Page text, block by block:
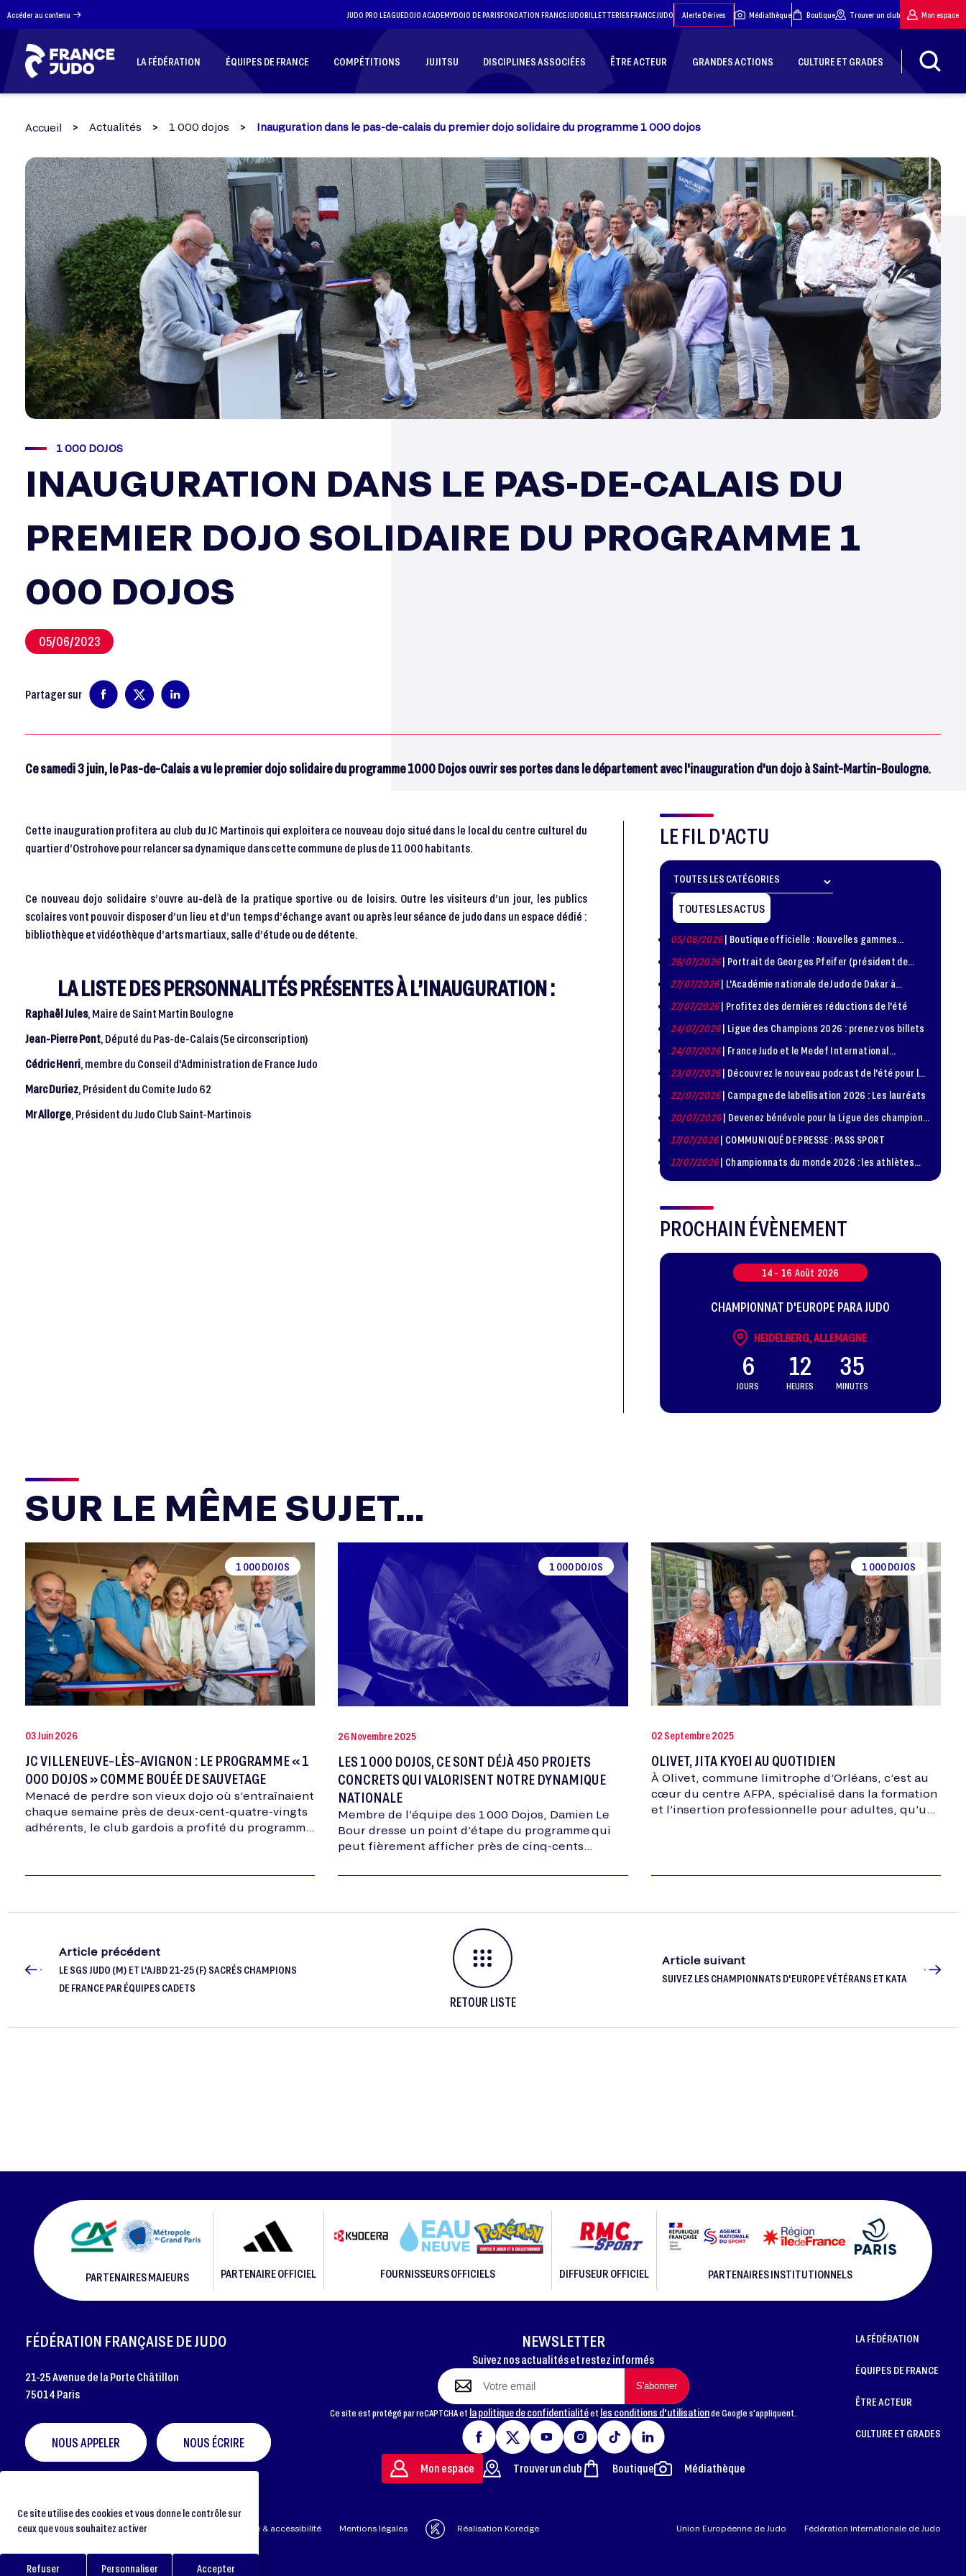
Accéder au contenu JUDO PRO LEAGUEDOJO ACADEMYDOJO DE PARISFONDATION FRANCE JUDOBILLETTERIES FRANCE JUDO Alerte Dérives Médiathèque Boutique Trouver un club Mon espace
LA FÉDÉRATION ÉQUIPES DE FRANCE COMPÉTITIONS JUJITSU DISCIPLINES ASSOCIÉES ÊTRE ACTEUR GRANDES ACTIONS CULTURE ET GRADES
Accueil Actualités 1 000 dojos Inauguration dans le pas-de-calais du premier dojo solidaire du programme 1 000 dojos
1 000 DOJOS
INAUGURATION DANS LE PAS-DE-CALAIS DU
PREMIER DOJO SOLIDAIRE DU PROGRAMME 1
000 DOJOS
05/06/2023
Partager sur
Ce samedi 3 juin, le Pas-de-Calais a vu le premier dojo solidaire du programme 1000 Dojos ouvrir ses portes dans le département avec l'inauguration d'un dojo à Saint-Martin-Boulogne.
Cette inauguration profitera au club du JC Martinois qui exploitera ce nouveau dojo situé dans le local du centre culturel du
quartier d’Ostrohove pour relancer sa dynamique dans cette commune de plus de 11 000 habitants.
Ce nouveau dojo solidaire s’ouvre au-delà de la pratique sportive ou de loisirs. Outre les visiteurs d’un jour, les publics
scolaires vont pouvoir disposer d’un lieu et d’un temps d’échange avant ou après leur séance de judo dans un espace dédié :
bibliothèque et vidéothèque d’arts martiaux, salle d’étude ou de détente.
LA LISTE DES PERSONNALITÉS PRÉSENTES À L’INAUGURATION :
Raphaël Jules, Maire de Saint Martin Boulogne
Jean-Pierre Pont, Député du Pas-de-Calais (5e circonscription)
Cédric Henri, membre du Conseil d'Administration de France Judo
Marc Duriez, Président du Comite Judo 62
Mr Allorge, Président du Judo Club Saint-Martinois
LE FIL D'ACTU
TOUTES LES ACTUS
05/08/2026| Boutique officielle : Nouvelles gammes
disponible !
28/07/2026| Portrait de Georges Pfeifer (président de
1981 – 1986)
27/07/2026| L'Académie nationale de Judo de Dakar à
l'honneur
27/07/2026| Profitez des dernières réductions de l'été
24/07/2026| Ligue des Champions 2026 : prenez vos billets
24/07/2026| France Judo et le Medef International
organisent la troisième édition de la Journée de la
23/07/2026| Découvrez le nouveau podcast de l'été pour les
jeunes judokas
22/07/2026| Campagne de labellisation 2026 : Les lauréats
20/07/2026| Devenez bénévole pour la Ligue des champions
de judo à Paris le 24 octobre !
17/07/2026| COMMUNIQUÉ DE PRESSE : PASS SPORT
17/07/2026| Championnats du monde 2026 : les athlètes
sélectionnés
PROCHAIN ÉVÈNEMENT
14 - 16 Août 2026
CHAMPIONNAT D'EUROPE PARA JUDO
HEIDELBERG, ALLEMAGNE
6
JOURS
12
HEURES
35
MINUTES
SUR LE MÊME SUJET...
1 000 DOJOS
03 Juin 2026
JC VILLENEUVE-LÈS-AVIGNON : LE PROGRAMME « 1
000 DOJOS » COMME BOUÉE DE SAUVETAGE
Menacé de perdre son vieux dojo où s’entraînaient
chaque semaine près de deux-cent-quatre-vingts
adhérents, le club gardois a profité du programme
1 000 DOJOS
26 Novembre 2025
LES 1 000 DOJOS, CE SONT DÉJÀ 450 PROJETS
CONCRETS QUI VALORISENT NOTRE DYNAMIQUE
NATIONALE
Membre de l’équipe des 1 000 Dojos, Damien Le
Bour dresse un point d’étape du programme qui
peut fièrement afficher près de cinq-cents
également de dessiner…
1 000 DOJOS
02 Septembre 2025
OLIVET, JITA KYOEI AU QUOTIDIEN
À Olivet, commune limitrophe d’Orléans, c’est au
cœur du centre AFPA, spécialisé dans la formation
et l’insertion professionnelle pour adultes, qu’un
Article précédent
LE SGS JUDO (M) ET L'AJBD 21-25 (F) SACRÉS CHAMPIONS
DE FRANCE PAR ÉQUIPES CADETS
RETOUR LISTE
Article suivant
SUIVEZ LES CHAMPIONNATS D'EUROPE VÉTÉRANS ET KATA
PARTENAIRES MAJEURS PARTENAIRE OFFICIEL FOURNISSEURS OFFICIELS DIFFUSEUR OFFICIEL PARTENAIRES INSTITUTIONNELS
FOOTER
FÉDÉRATION FRANÇAISE DE JUDO
21-25 Avenue de la Porte Châtillon
75014 Paris
NOUS APPELER NOUS ÉCRIRE
NEWSLETTER
Suivez nos actualités et restez informés
Ce site est protégé par reCAPTCHA et la politique de confidentialitéet les conditions d'utilisationde Google s'appliquent.
Mon espace Trouver un club Boutique Médiathèque
LA FÉDÉRATION
ÉQUIPES DE FRANCE
ÊTRE ACTEUR
CULTURE ET GRADES
Préférences cookies Protection des données Aide & accessibilité Mentions légales Réalisation Koredge Union Européenne de Judo Fédération Internationale de Judo
Panneau de gestion des cookies
Ce site utilise des cookies et vous donne le contrôle sur
ceux que vous souhaitez activer
Accepter
Refuser Personnaliser